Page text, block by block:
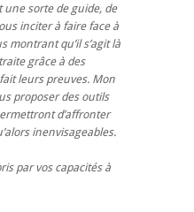
une sorte de guide, de
inciter à faire face à
montrant qu’il s’agit là
grâce à des
leurs preuves. Mon
proposer des outils
d’affronter
inenvisageables.
par vos capacités à